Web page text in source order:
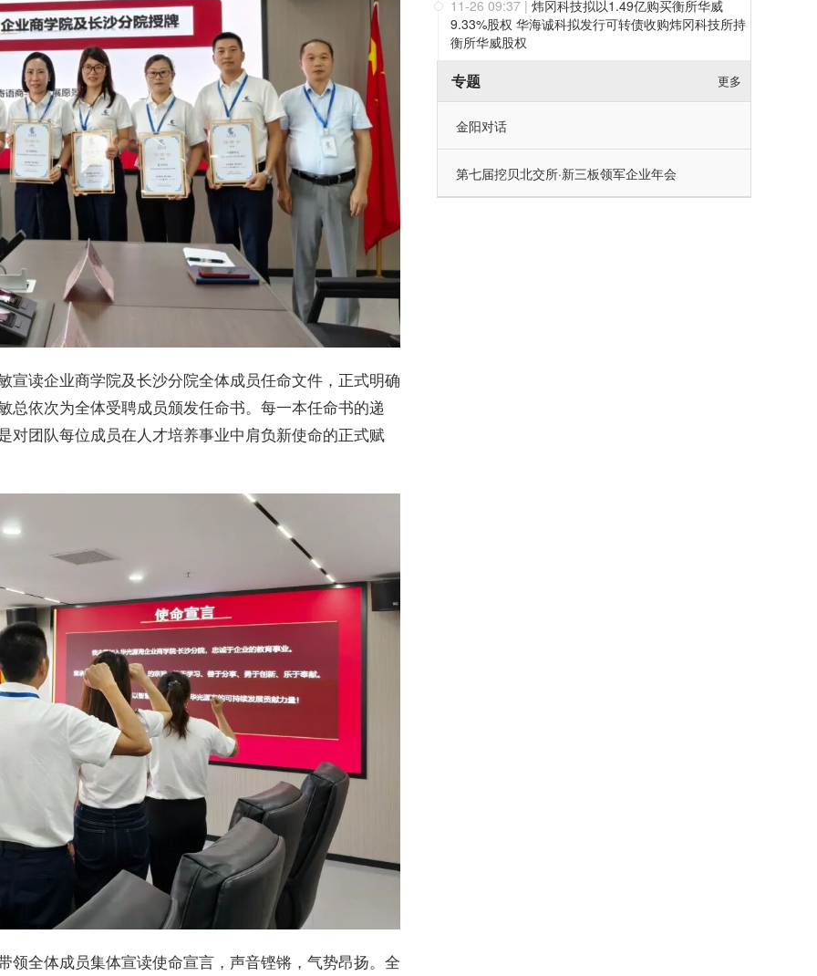
宣读企业商学院及长沙分院全体成员任命文件，正式明确
总依次为全体受聘成员颁发任命书。每一本任命书的递
对团队每位成员在人才培养事业中肩负新使命的正式赋
领全体成员集体宣读使命宣言，声音铿锵，气势昂扬。全
11-26 09:37 | 炜冈科技拟以1.49亿购买衡所华威
9.33%股权 华海诚科拟发行可转债收购炜冈科技所持
衡所华威股权
专题 更多
金阳对话
第七届挖贝北交所·新三板领军企业年会